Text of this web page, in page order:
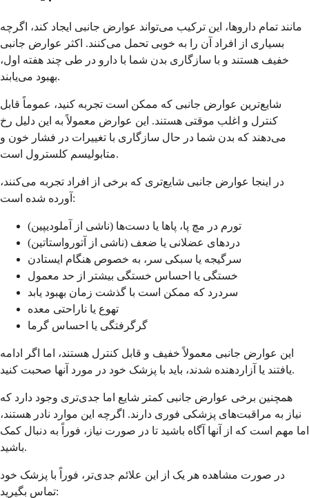
مانند تمام داروها، این ترکیب می‌تواند عوارض جانبی ایجاد کند، اگرچه
بسیاری از افراد آن را به خوبی تحمل می‌کنند. اکثر عوارض جانبی
خفیف هستند و با سازگاری بدن شما با دارو در طی چند هفته اول،
بهبود می‌یابند.
شایع‌ترین عوارض جانبی که ممکن است تجربه کنید، عموماً قابل
کنترل و اغلب موقتی هستند. این عوارض معمولاً به این دلیل رخ
می‌دهند که بدن شما در حال سازگاری با تغییرات در فشار خون و
متابولیسم کلسترول است.
در اینجا عوارض جانبی شایع‌تری که برخی از افراد تجربه می‌کنند،
آورده شده است:
تورم در مچ پا، پاها یا دست‌ها (ناشی از آملودیپین)
دردهای عضلانی یا ضعف (ناشی از آتورواستاتین)
سرگیجه یا سبکی سر، به خصوص هنگام ایستادن
خستگی یا احساس خستگی بیشتر از حد معمول
سردرد که ممکن است با گذشت زمان بهبود یابد
تهوع یا ناراحتی معده
گرگرفتگی یا احساس گرما
این عوارض جانبی معمولاً خفیف و قابل کنترل هستند، اما اگر ادامه
یافتند یا آزاردهنده شدند، باید با پزشک خود در مورد آنها صحبت کنید.
همچنین برخی عوارض جانبی کمتر شایع اما جدی‌تری وجود دارد که
نیاز به مراقبت‌های پزشکی فوری دارند. اگرچه این موارد نادر هستند،
اما مهم است که از آنها آگاه باشید تا در صورت نیاز، فوراً به دنبال کمک
باشید.
در صورت مشاهده هر یک از این علائم جدی‌تر، فوراً با پزشک خود
تماس بگیرید: